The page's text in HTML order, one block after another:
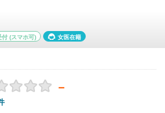
付(スマホ可) 女医在籍
－